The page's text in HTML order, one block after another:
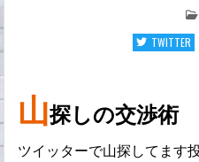
TWITTER
山探しの交渉術
ツイッターで山探してます